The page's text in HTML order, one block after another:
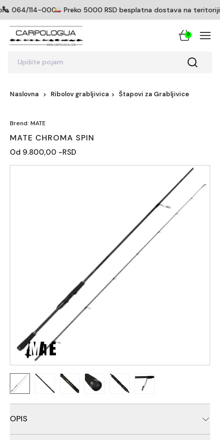
064/114-0005Preko 5000 RSD besplatna dostava na teritoriji
Upišite pojam
0
Naslovna Ribolov grabljivica Štapovi za Grabljivice
Brend: MATE
MATE CHROMA SPIN
Od 9.800,00 -RSD
OPIS